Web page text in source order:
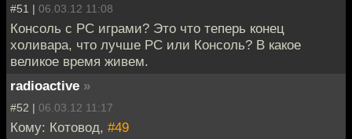
#51 | 06.03.12 11:08
Консоль с PC играми? Это что теперь конец
холивара, что лучше PC или Консоль? В какое
великое время живем.
radioactive »
#52 | 06.03.12 11:17
Кому: Котовод, #49